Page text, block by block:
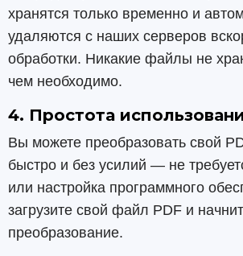
хранятся только временно и
удаляются с наших серверов
обработки. Никакие файлы не
чем необходимо.
4. Простота
Вы можете преобразовать свой
быстро и без усилий — не
или настройка программного
загрузите свой файл PDF и
преобразование.